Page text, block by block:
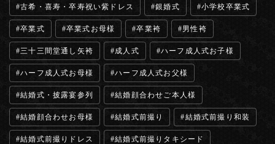
古希・喜寿・卒寿祝い紫ドレス 銀婚式 小学校卒業式
卒業式 卒業式お母様 卒業袴 男性袴
三十三間堂通し矢袴 成人式 ハーフ成人式お子様
ハーフ成人式お母様 ハーフ成人式お父様
結婚式・披露宴参列 結婚顔合わせご本人様
結婚顔合わせお母様 結婚式前撮り 結婚式前撮り和装
結婚式前撮りドレス 結婚式前撮りタキシード